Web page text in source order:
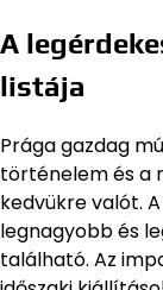
A
listája
Prága gazdag
történelem és a
kedvükre valót.
legnagyobb és
található. Az